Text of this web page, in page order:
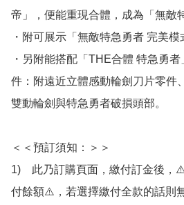
帝」，便能重現合體，成為「無敵
・附可展示「無敵特急勇者 完美模
・另附能搭配「THE合體 特急勇
件：附遠近立體感動輪劍刀片零件
雙動輪劍與特急勇者破損頭部。
＜＜預訂須知：＞＞
1)　此乃訂購頁面，繳付訂金後，
付餘額⚠️，若選擇繳付全款的話則